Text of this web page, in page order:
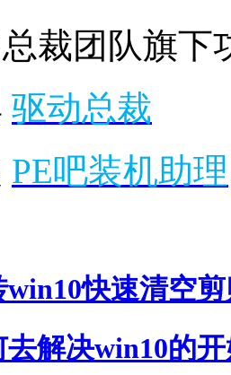
裁团队旗下
驱动总裁
PE吧装机助理
win10快速清空
去解决win10的